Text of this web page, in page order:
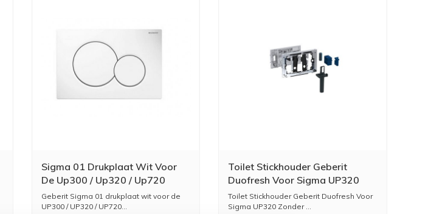
Sigma 01 Drukplaat Wit Voor
De Up300 / Up320 / Up720
Geberit Sigma 01 drukplaat wit voor de
UP300 / UP320 / UP720...
Toilet Stickhouder Geberit
Duofresh Voor Sigma UP320
Zonder Geurzuivering
Antracietgrijs
Toilet Stickhouder Geberit Duofresh Voor
Sigma UP320 Zonder ...